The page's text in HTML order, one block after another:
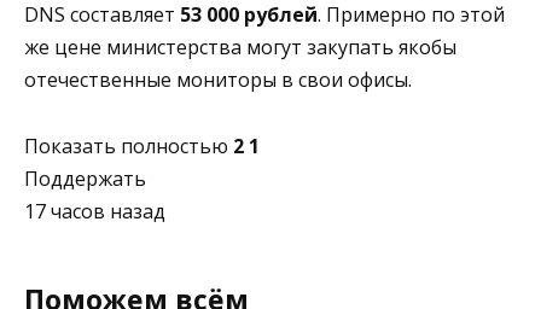
DNS составляет 53 000 рублей. Примерно по этой
же цене министерства могут закупать якобы
отечественные мониторы в свои офисы.
Показать полностью 2 1
Поддержать
17 часов назад
Поможем всём⁠ ⁠